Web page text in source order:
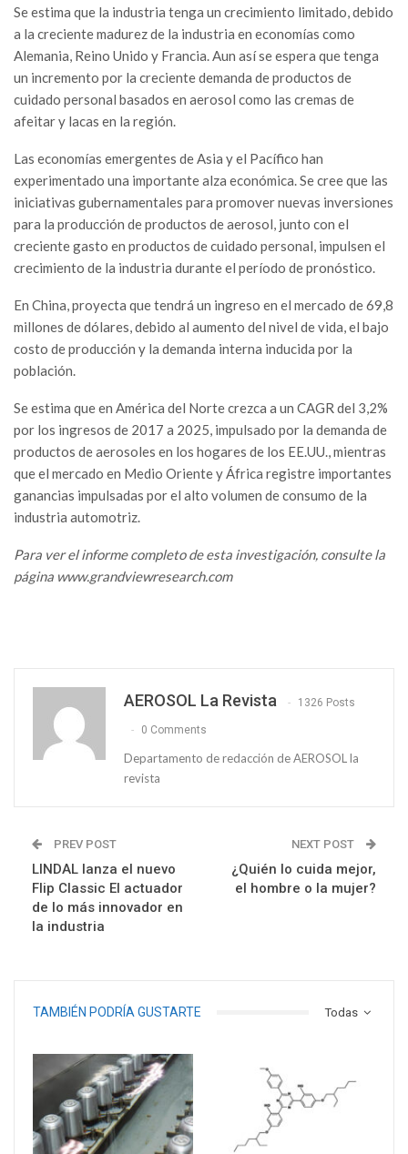
Se estima que la industria tenga un crecimiento limitado, debido
a la creciente madurez de la industria en economías como
Alemania, Reino Unido y Francia. Aun así se espera que tenga
un incremento por la creciente demanda de productos de
cuidado personal basados ​​en aerosol como las cremas de
afeitar y lacas en la región.
Las economías emergentes de Asia y el Pacífico han
experimentado una importante alza económica. Se cree que las
iniciativas gubernamentales para promover nuevas inversiones
para la producción de productos de aerosol, junto con el
creciente gasto en productos de cuidado personal, impulsen el
crecimiento de la industria durante el período de pronóstico.
En China, proyecta que tendrá un ingreso en el mercado de 69,8
millones de dólares, debido al aumento del nivel de vida, el bajo
costo de producción y la demanda interna inducida por la
población.
Se estima que en América del Norte crezca a un CAGR del 3,2%
por los ingresos de 2017 a 2025, impulsado por la demanda de
productos de aerosoles en los hogares de los EE.UU., mientras
que el mercado en Medio Oriente y África registre importantes
ganancias impulsadas por el alto volumen de consumo de la
industria automotriz.
Para ver el informe completo de esta investigación, consulte la
página www.grandviewresearch.com
AEROSOL La Revista 1326 Posts
0 Comments
Departamento de redacción de AEROSOL la
revista
PREV POST
LINDAL lanza el nuevo
Flip Classic El actuador
de lo más innovador en
la industria
NEXT POST
¿Quién lo cuida mejor,
el hombre o la mujer?
Todas
TAMBIÉN PODRÍA GUSTARTE